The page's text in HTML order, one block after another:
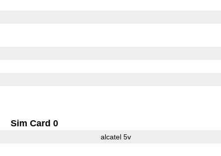
Sim Card 0
alcatel 5v